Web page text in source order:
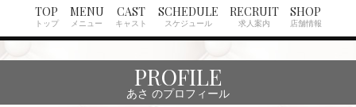
TOP
トップ
MENU
メニュー
CAST
キャスト
SCHEDULE
スケジュール
RECRUIT
求人案内
SHOP
店舗情報
PROFILE
あさ のプロフィール